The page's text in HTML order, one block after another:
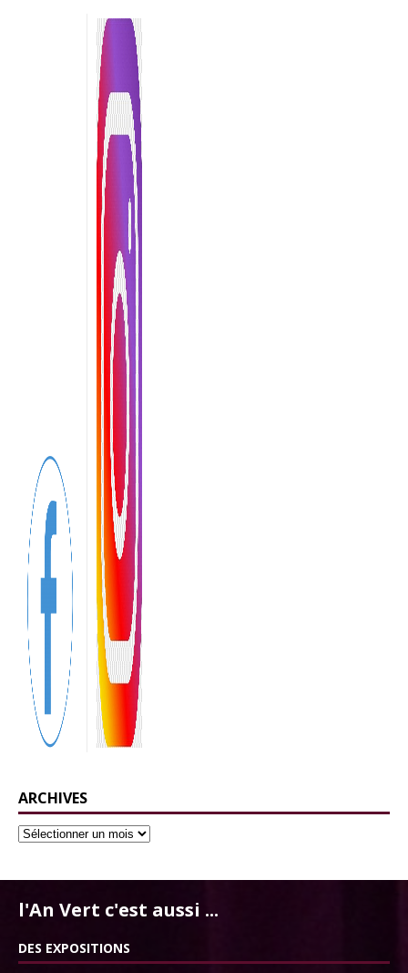
ARCHIVES
l'An Vert c'est aussi ...
DES EXPOSITIONS